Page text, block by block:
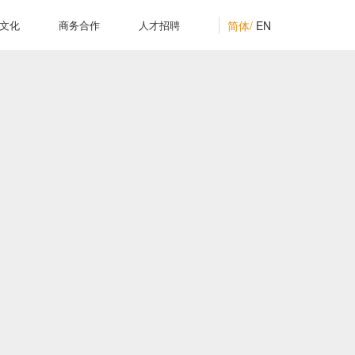
化 商务合作 人才招聘 简体/ EN